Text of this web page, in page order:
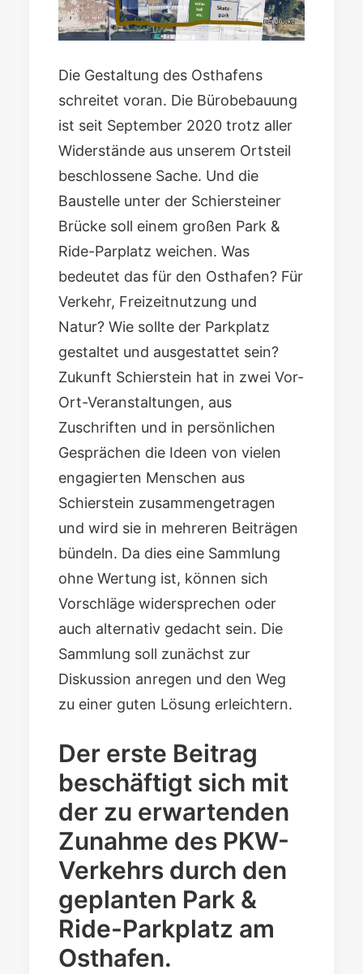
Die Gestaltung des Osthafens
schreitet voran. Die Bürobebauung
ist seit September 2020 trotz aller
Widerstände aus unserem Ortsteil
beschlossene Sache. Und die
Baustelle unter der Schiersteiner
Brücke soll einem großen Park &
Ride-Parplatz weichen. Was
bedeutet das für den Osthafen? Für
Verkehr, Freizeitnutzung und
Natur? Wie sollte der Parkplatz
gestaltet und ausgestattet sein?
Zukunft Schierstein hat in zwei Vor-
Ort-Veranstaltungen, aus
Zuschriften und in persönlichen
Gesprächen die Ideen von vielen
engagierten Menschen aus
Schierstein zusammengetragen
und wird sie in mehreren Beiträgen
bündeln. Da dies eine Sammlung
ohne Wertung ist, können sich
Vorschläge widersprechen oder
auch alternativ gedacht sein. Die
Sammlung soll zunächst zur
Diskussion anregen und den Weg
zu einer guten Lösung erleichtern.
Der erste Beitrag
beschäftigt sich mit
der zu erwartenden
Zunahme des PKW-
Verkehrs durch den
geplanten Park &
Ride-Parkplatz am
Osthafen.